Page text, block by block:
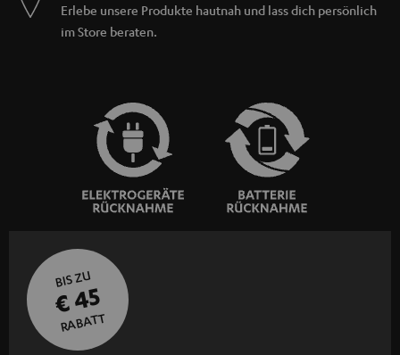
Erlebe unsere Produkte hautnah und lass dich persönlich
im Store beraten.
BIS ZU
€ 45
RABATT